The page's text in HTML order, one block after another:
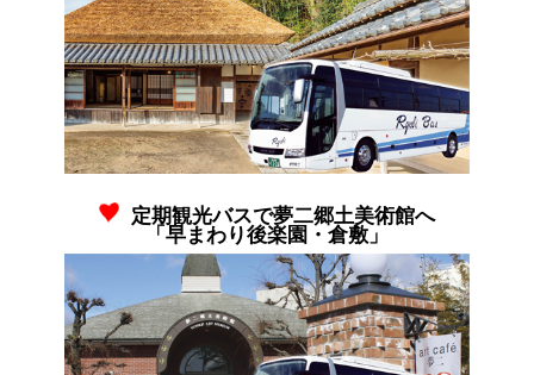
定期観光バスで夢二郷土美術館へ
「早まわり後楽園・倉敷」